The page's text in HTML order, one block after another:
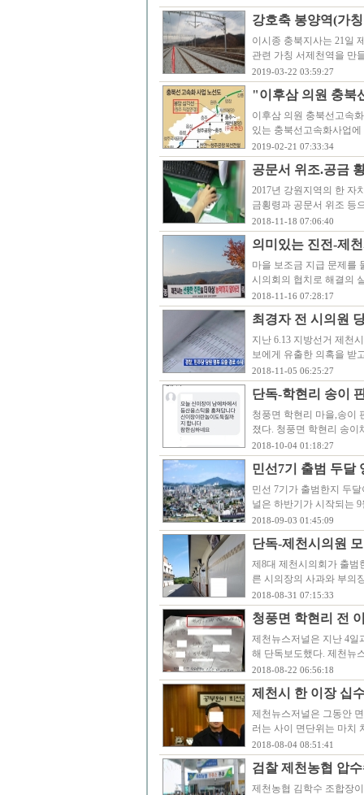
강호축 봉양역(가
이시종 충북지사는 21일
관련 가칭 서제천역을 만
2019-03-22 03:59:27
"이후삼 의원 충북
이후삼 의원 충북선고속
있는 충북선고속화사업
2019-02-21 07:33:34
공문서 위조.공금
2017년 강원지역의 한 자
금횡령과 공문서 위조 등
2018-11-18 07:06:40
의미있는 진전-제
마을 보조금 지급 문제를
시의회의 협치로 해결의
2018-11-16 07:28:17
최경자 전 시의원
지난 6.13 지방선거 제천
보에게 유출한 의혹을 받
2018-11-05 06:25:27
단독-학현리 송이
청풍면 학현리 마을,송이
졌다. 청풍면 학현리 송
2018-10-04 01:18:27
민선7기 출범 두
민선 7기가 출범한지 두
널은 하반기가 시작되는
2018-09-03 01:45:09
단독-제천시의원
제8대 제천시의회가 출범
른 시의장의 사과와 부의
2018-08-31 07:15:33
청풍면 학현리 전
제천뉴스저널은 지난 4일
해 단독보도했다. 제천뉴
2018-08-22 06:56:18
제천시 한 이장 십
제천뉴스저널은 그동안
러는 사이 면단위는 마치
2018-08-04 08:51:41
검찰 제천농협 압
제천농협 김학수 조합장